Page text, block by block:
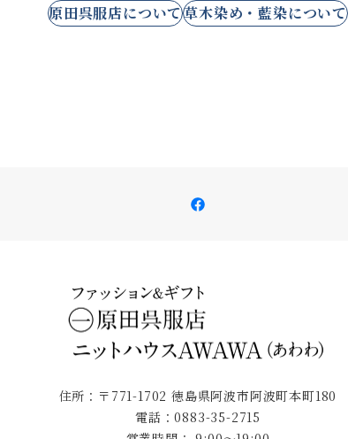
原田呉服店について草木染め・藍染について
Facebook
住所：〒771-1702 徳島県阿波市阿波町本町180
電話：0883-35-2715